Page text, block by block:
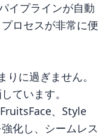
イプラインが自動
ロセスが非常に便
に過ぎません。
ています。
、Style
化し、シームレス